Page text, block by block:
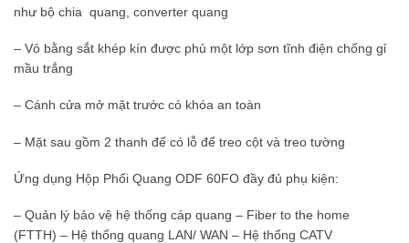
như bộ chia quang, converter quang
– Vỏ bằng sắt khép kín được phủ một lớp sơn tĩnh điện chống gỉ
mầu trắng
– Cánh cửa mở mặt trước có khóa an toàn
– Mặt sau gồm 2 thanh đế có lỗ để treo cột và treo tường
Ứng dụng Hộp Phối Quang ODF 60FO đầy đủ phụ kiện:
– Quản lý bảo vệ hệ thống cáp quang – Fiber to the home
(FTTH) – Hệ thống quang LAN/ WAN – Hệ thống CATV